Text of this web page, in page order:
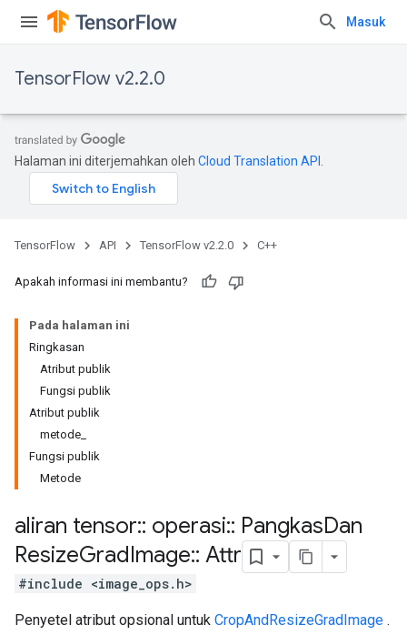
Masuk
TensorFlow v2.2.0
Halaman ini diterjemahkan oleh Cloud Translation API
TensorFlow API TensorFlow v2.2.0 C++
Apakah informasi ini membantu?
Pada halaman ini
Ringkasan
Atribut publik
Fungsi publik
Atribut publik
metode_
Fungsi publik
Metode
aliran tensor:: operasi:: PangkasDan
ResizeGradImage:: Attr
#include <image_ops.h>
Penyetel atribut opsional untuk CropAndResizeGradImage .